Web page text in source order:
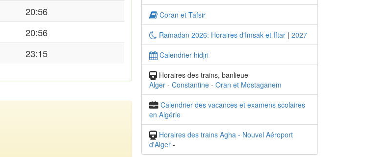
20:56
20:56
23:15
Coran et Tafsir
Ramadan 2026: Horaires d'Imsak et Iftar | 2027
Calendrier hidjri
Horaires des trains, banlieue
Alger - Constantine - Oran et Mostaganem
Calendrier des vacances et examens scolaires
en Algérie
Horaires des trains Agha - Nouvel Aéroport
d'Alger -